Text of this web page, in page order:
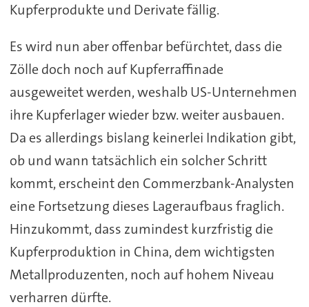
Kupferprodukte und Derivate fällig.
Es wird nun aber offenbar befürchtet, dass die
Zölle doch noch auf Kupferraffinade
ausgeweitet werden, weshalb US-Unternehmen
ihre Kupferlager wieder bzw. weiter ausbauen.
Da es allerdings bislang keinerlei Indikation gibt,
ob und wann tatsächlich ein solcher Schritt
kommt, erscheint den Commerzbank-Analysten
eine Fortsetzung dieses Lageraufbaus fraglich.
Hinzukommt, dass zumindest kurzfristig die
Kupferproduktion in China, dem wichtigsten
Metallproduzenten, noch auf hohem Niveau
verharren dürfte.